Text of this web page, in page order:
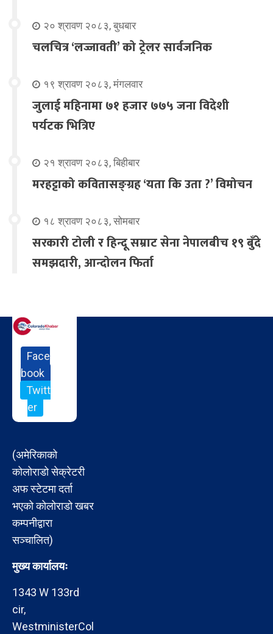
२० श्रावण २०८३, बुधबार
चलचित्र ‘लज्जावती’ को ट्रेलर सार्वजनिक
१९ श्रावण २०८३, मंगलवार
जुलाई महिनामा ७१ हजार ७७५ जना विदेशी
पर्यटक भित्रिए
२१ श्रावण २०८३, बिहीबार
मरहट्टाको कवितासङ्ग्रह ‘यता कि उता ?’ विमोचन
१८ श्रावण २०८३, सोमबार
सरकारी टोली र हिन्दू सम्राट सेना नेपालबीच १९ बुँदे
समझदारी, आन्दोलन फिर्ता
Face
book
Twitt
er
(अमेरिकाको
कोलोराडो सेक्रेटरी
अफ स्टेटमा दर्ता
भएको कोलोराडो खबर
कम्पनीद्वारा
सञ्चालित)
मुख्य कार्यालयः
1343 W 133rd
cir,
WestministerCol